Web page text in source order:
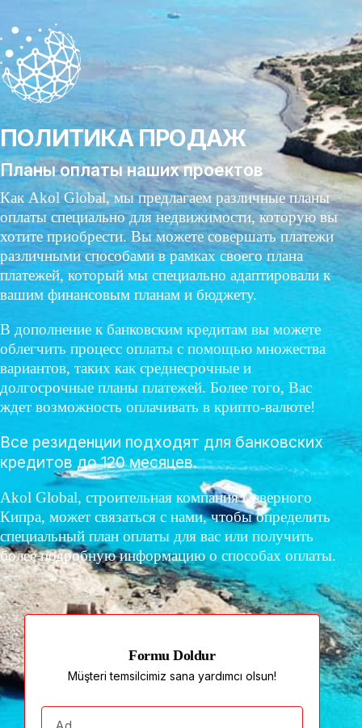
ПОЛИТИКА ПРОДАЖ
Планы оплаты наших проектов
Как Akol Global, мы предлагаем различные планы
оплаты специально для недвижимости, которую вы
хотите приобрести. Вы можете совершать платежи
различными способами в рамках своего плана
платежей, который мы специально адаптировали к
вашим финансовым планам и бюджету.
В дополнение к банковским кредитам вы можете
облегчить процесс оплаты с помощью множества
вариантов, таких как среднесрочные и
долгосрочные планы платежей. Более того, Вас
ждет возможность оплачивать в крипто-валюте!
Все резиденции подходят для банковских
кредитов до 120 месяцев.
Akol Global, строительная компания Северного
Кипра, может связаться с нами, чтобы определить
специальный план оплаты для вас или получить
более подробную информацию о способах оплаты.
Formu Doldur
Müşteri temsilcimiz sana yardımcı olsun!